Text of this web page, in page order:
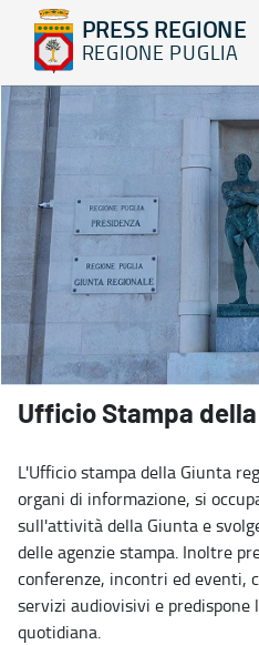
PRESS REGIONE
REGIONE PUGLIA
Contatti - PRESS REGIONE
Ufficio Stampa
L'Ufficio stampa della Giunta
organi di informazione, si
sull'attività della Giunta e
delle agenzie stampa. Inoltre
conferenze, incontri ed eventi,
servizi audiovisivi e predispone
quotidiana.